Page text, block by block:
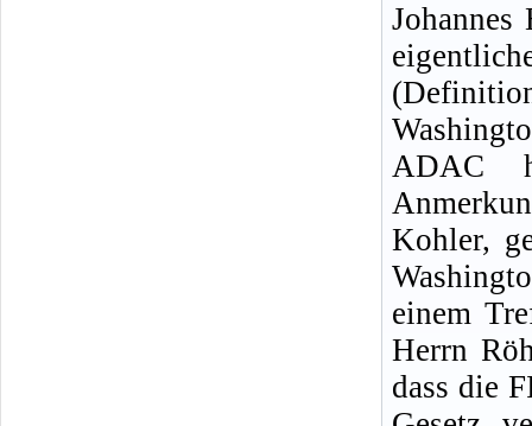
ADAC
Kohler,
einem
Herrn
dass die